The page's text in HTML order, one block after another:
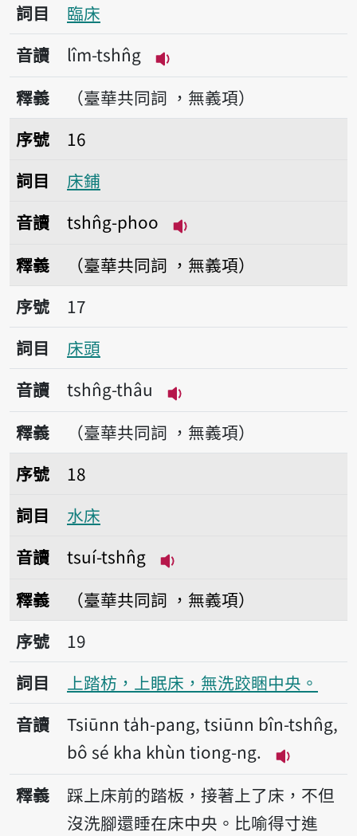
詞目
臨床
音讀
lîm-tshn̂g
播放音讀lîm-tshn̂g
釋義
（臺華共同詞 ，無義項）
序號16床鋪
序號
16
詞目
床鋪
音讀
tshn̂g-phoo
釋義
（臺華共同詞 ，無義項）
序號17床頭
序號
17
詞目
床頭
音讀
tshn̂g-thâu
播放音讀tshn̂g-thâu
釋義
（臺華共同詞 ，無義項）
序號18水床
序號
18
詞目
水床
音讀
tsuí-tshn̂g
釋義
（臺華共同詞 ，無義項）
序號19上踏枋，上眠床，無洗跤睏中央。
序號
19
詞目
上踏枋，上眠床，無洗跤睏中央。
音讀
Tsiūnn ta̍h-pang, tsiūnn bîn-tshn̂g,
bô sé kha khùn tiong-ng.
播放音讀
釋義
踩上床前的踏板，接著上了床，不但
沒洗腳還睡在床中央。比喻得寸進